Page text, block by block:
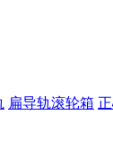
扁导轨滚轮箱